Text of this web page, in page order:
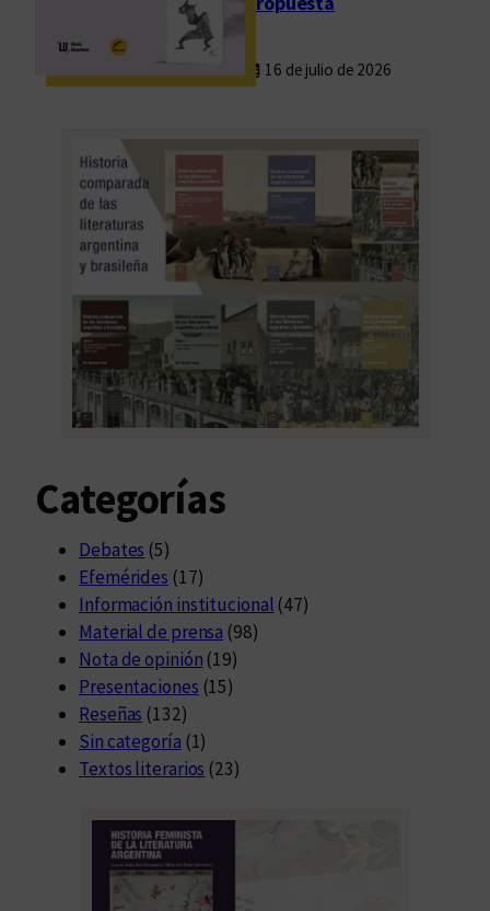
16 de julio de 2026
Categorías
Debates (5)
Efemérides (17)
Información institucional (47)
Material de prensa (98)
Nota de opinión (19)
Presentaciones (15)
Reseñas (132)
Sin categoría (1)
Textos literarios (23)